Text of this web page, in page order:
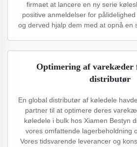
firmaet at lancere en ny serie
positive anmeldelser for
og derved hjalp dem med at opnå en
Optimering af varekæder
distributør
En global distributør af køledele
partner til at optimere deres
køledele i bulk hos Xiamen Bestyn
vores omfattende lagerbeholdning
Vores tidsvarende leverancer og